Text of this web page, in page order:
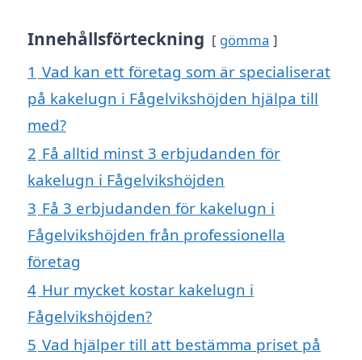
Innehållsförteckning gömma
1 Vad kan ett företag som är specialiserat
på kakelugn i Fågelvikshöjden hjälpa till
med?
2 Få alltid minst 3 erbjudanden för
kakelugn i Fågelvikshöjden
3 Få 3 erbjudanden för kakelugn i
Fågelvikshöjden från professionella
företag
4 Hur mycket kostar kakelugn i
Fågelvikshöjden?
5 Vad hjälper till att bestämma priset på